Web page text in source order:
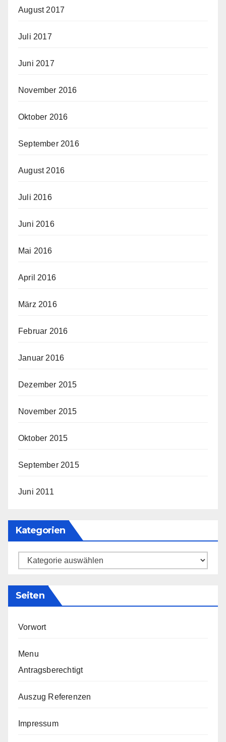
August 2017
Juli 2017
Juni 2017
November 2016
Oktober 2016
September 2016
August 2016
Juli 2016
Juni 2016
Mai 2016
April 2016
März 2016
Februar 2016
Januar 2016
Dezember 2015
November 2015
Oktober 2015
September 2015
Juni 2011
Kategorien
Kategorien
Seiten
Vorwort
Menu
Antragsberechtigt
Auszug Referenzen
Impressum